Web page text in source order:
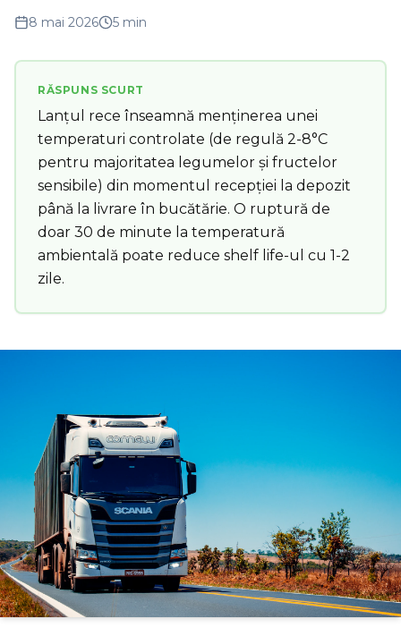
8 mai 2026 5 min
RĂSPUNS SCURT
Lanțul rece înseamnă menținerea unei
temperaturi controlate (de regulă 2-8°C
pentru majoritatea legumelor și fructelor
sensibile) din momentul recepției la depozit
până la livrare în bucătărie. O ruptură de
doar 30 de minute la temperatură
ambientală poate reduce shelf life-ul cu 1-2
zile.